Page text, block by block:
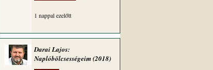
1 nappal ezelőtt
Darai Lajos:
Naplóbölcsességeim (2018)